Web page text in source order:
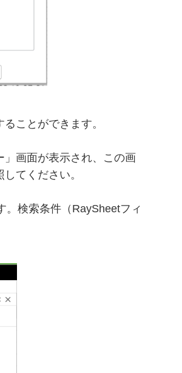
ことができます。
」画面が表示され、この画
てください。
。検索条件（RaySheetフィ